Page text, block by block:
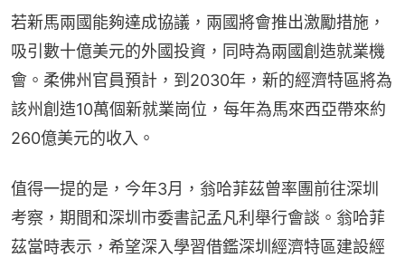
若新馬兩國能夠達成協議，兩國將會推出激勵措施，
吸引數十億美元的外國投資，同時為兩國創造就業機
會。柔佛州官員預計，到2030年，新的經濟特區將為
該州創造10萬個新就業崗位，每年為馬來西亞帶來約
260億美元的收入。
值得一提的是，今年3月，翁哈菲茲曾率團前往深圳
考察，期間和深圳市委書記孟凡利舉行會談。翁哈菲
茲當時表示，希望深入學習借鑑深圳經濟特區建設經